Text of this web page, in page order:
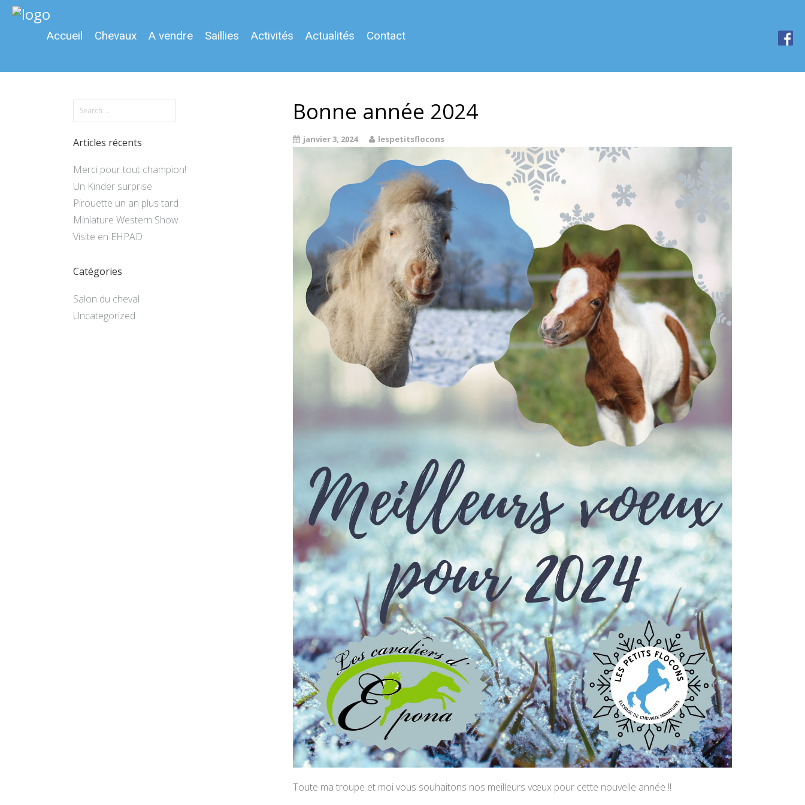
Accueil Chevaux A vendre Saillies Activités Actualités Contact
Bonne année 2024
janvier 3, 2024 lespetitsflocons
Toute ma troupe et moi vous souhaitons nos meilleurs vœux pour cette nouvelle année !!
Articles récents
Merci pour tout champion!
Un Kinder surprise
Pirouette un an plus tard
Miniature Western Show
Visite en EHPAD
Catégories
Salon du cheval
Uncategorized